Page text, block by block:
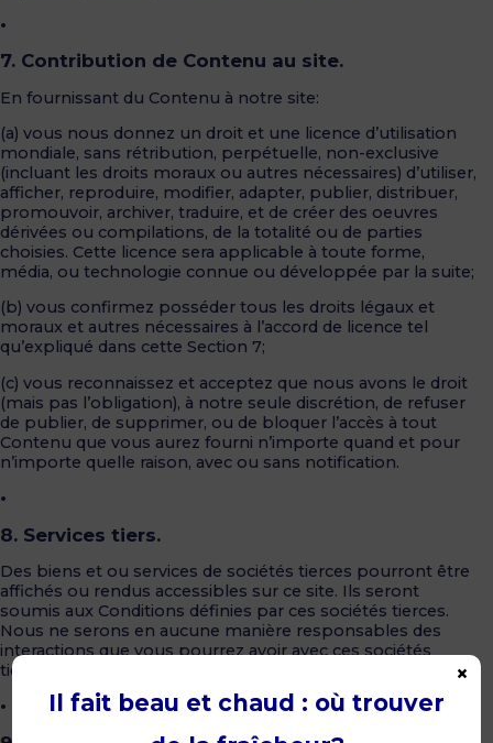
•
7. Contribution de Contenu au site.
En fournissant du Contenu à notre site:
(a) vous nous donnez un droit et une licence d’utilisation
mondiale, sans rétribution, perpétuelle, non-exclusive
(incluant les droits moraux ou autres nécessaires) d’utiliser,
afficher, reproduire, modifier, adapter, publier, distribuer,
promouvoir, archiver, traduire, et de créer des oeuvres
dérivées ou compilations, de la totalité ou de parties
choisies. Cette licence sera applicable à toute forme,
média, ou technologie connue ou développée par la suite;
(b) vous confirmez posséder tous les droits légaux et
moraux et autres nécessaires à l’accord de licence tel
qu’expliqué dans cette Section 7;
(c) vous reconnaissez et acceptez que nous avons le droit
(mais pas l’obligation), à notre seule discrétion, de refuser
de publier, de supprimer, ou de bloquer l’accès à tout
Contenu que vous aurez fourni n’importe quand et pour
n’importe quelle raison, avec ou sans notification.
•
8. Services tiers.
Des biens et ou services de sociétés tierces pourront être
affichés ou rendus accessibles sur ce site. Ils seront
soumis aux Conditions définies par ces sociétés tierces.
Nous ne serons en aucune manière responsables des
interactions que vous pourrez avoir avec ces sociétés
tierces, que ce soit par le biais de notre site ou non.
•
Il fait beau et chaud : où trouver
×